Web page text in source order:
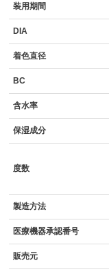
装用期間
DIA
着色直径
BC
含水率
保湿成分
度数
製造方法
医療機器承認番号
販売元